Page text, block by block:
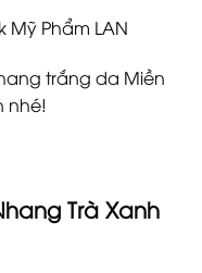
Mỹ Phẩm LAN
trắng da Miền
nhé!
Trà Xanh